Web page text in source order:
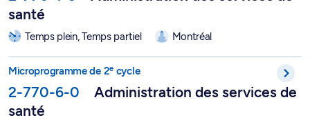
santé
Temps plein, Temps partiel Montréal
e cycle en administration des services
Microprogramme de 2e cycle
2-770-6-0
Administration des services de
santé